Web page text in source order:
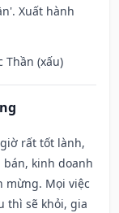
Xuất hành
Thần (xấu)
rất tốt lành,
kinh doanh
mừng. Mọi việc
thì sẽ khỏi, gia